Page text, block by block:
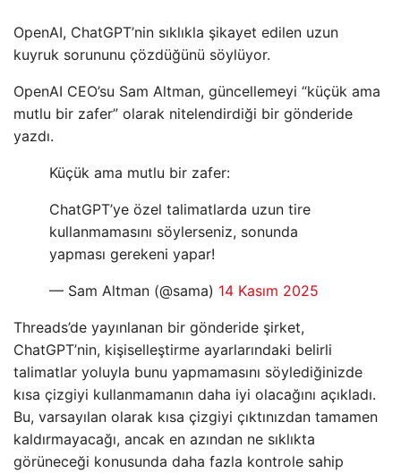
OpenAI, ChatGPT’nin sıklıkla şikayet edilen uzun
kuyruk sorununu çözdüğünü söylüyor.
OpenAI CEO’su Sam Altman, güncellemeyi “küçük ama
mutlu bir zafer” olarak nitelendirdiği bir gönderide
yazdı.
Küçük ama mutlu bir zafer:
ChatGPT’ye özel talimatlarda uzun tire
kullanmamasını söylerseniz, sonunda
yapması gerekeni yapar!
— Sam Altman (@sama) 14 Kasım 2025
Threads’de yayınlanan bir gönderide şirket,
ChatGPT’nin, kişiselleştirme ayarlarındaki belirli
talimatlar yoluyla bunu yapmamasını söylediğinizde
kısa çizgiyi kullanmamanın daha iyi olacağını açıkladı.
Bu, varsayılan olarak kısa çizgiyi çıktınızdan tamamen
kaldırmayacağı, ancak en azından ne sıklıkta
görüneceği konusunda daha fazla kontrole sahip